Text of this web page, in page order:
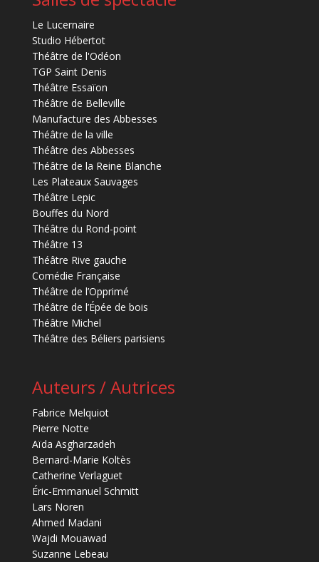
Le Lucernaire
Studio Hébertot
Théâtre de l'Odéon
TGP Saint Denis
Théâtre Essaïon
Théâtre de Belleville
Manufacture des Abbesses
Théâtre de la ville
Théâtre des Abbesses
Théâtre de la Reine Blanche
Les Plateaux Sauvages
Théâtre Lepic
Bouffes du Nord
Théâtre du Rond-point
Théâtre 13
Théâtre Rive gauche
Comédie Française
Théâtre de l’Opprimé
Théâtre de l’Épée de bois
Théâtre Michel
Théâtre des Béliers parisiens
Auteurs / Autrices
Fabrice Melquiot
Pierre Notte
Aïda Asgharzadeh
Bernard-Marie Koltès
Catherine Verlaguet
Éric-Emmanuel Schmitt
Lars Noren
Ahmed Madani
Wajdi Mouawad
Suzanne Lebeau